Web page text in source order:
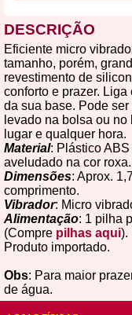
DESCRIÇÃO
Eficiente micro
tamanho, porém,
revestimento de
conforto e prazer.
da sua base. Pode
levado na bolsa ou
lugar e qualquer hora.
Material: Plástico
aveludado na cor roxa.
Dimensões: Aprox.
comprimento.
Vibrador: Micro
Alimentação: 1 pilha
(Compre pilhas aqui).
Produto importado.
Obs: Para maior
de água.